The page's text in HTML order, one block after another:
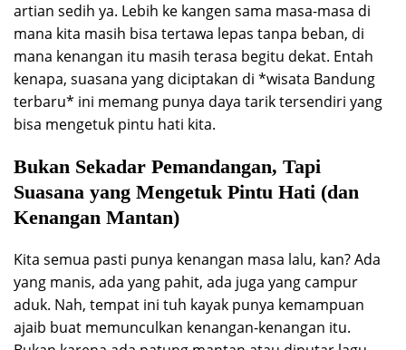
artian sedih ya. Lebih ke kangen sama masa-masa di
mana kita masih bisa tertawa lepas tanpa beban, di
mana kenangan itu masih terasa begitu dekat. Entah
kenapa, suasana yang diciptakan di *wisata Bandung
terbaru* ini memang punya daya tarik tersendiri yang
bisa mengetuk pintu hati kita.
Bukan Sekadar Pemandangan, Tapi
Suasana yang Mengetuk Pintu Hati (dan
Kenangan Mantan)
Kita semua pasti punya kenangan masa lalu, kan? Ada
yang manis, ada yang pahit, ada juga yang campur
aduk. Nah, tempat ini tuh kayak punya kemampuan
ajaib buat memunculkan kenangan-kenangan itu.